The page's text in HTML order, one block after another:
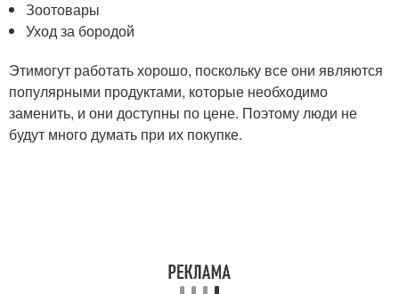
Зоотовары
Уход за бородой
Этимогут работать хорошо, поскольку все они являются
популярными продуктами, которые необходимо
заменить, и они доступны по цене. Поэтому люди не
будут много думать при их покупке.